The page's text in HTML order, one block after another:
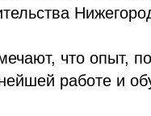
что опыт,
работе и